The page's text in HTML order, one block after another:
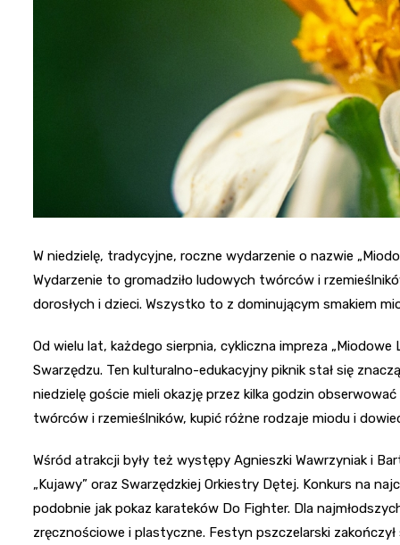
W niedzielę, tradycyjne, roczne wydarzenie o nazwie
Wydarzenie to gromadziło ludowych twórców i
dorosłych i dzieci. Wszystko to z dominującym smakiem
Od wielu lat, każdego sierpnia, cykliczna impreza
Swarzędzu. Ten kulturalno-edukacyjny piknik stał się
niedzielę goście mieli okazję przez kilka godzin
twórców i rzemieślników, kupić różne rodzaje miodu i
Wśród atrakcji były też występy Agnieszki Wawrzyniak i
„Kujawy” oraz Swarzędzkiej Orkiestry Dętej. Konkurs na
podobnie jak pokaz karateków Do Fighter. Dla
zręcznościowe i plastyczne. Festyn pszczelarski